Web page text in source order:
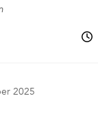
2025